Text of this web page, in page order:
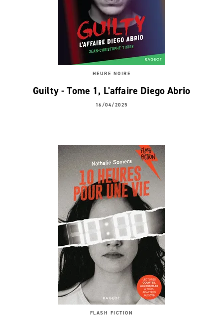
HEURE NOIRE
Guilty - Tome 1, L'affaire Diego Abrio
16/04/2025
FLASH FICTION